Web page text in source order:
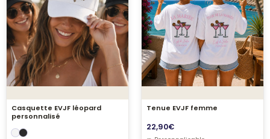
Casquette EVJF léopard
personnalisé
Tenue EVJF femme
22,90€